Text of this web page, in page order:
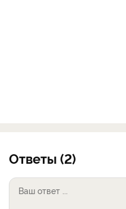
Ответы (2)